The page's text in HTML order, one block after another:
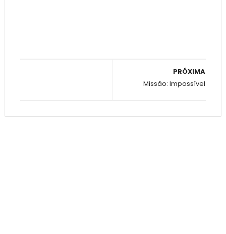
PRÓXIMA
Missão: Impossível